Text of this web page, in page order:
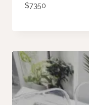
$7350